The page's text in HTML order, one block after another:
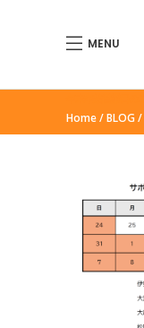
MENU
Home BLOG